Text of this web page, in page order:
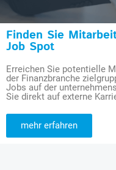
Finden Sie
Job Spot
Erreichen Sie potentielle
der Finanzbranche
Jobs auf der
Sie direkt auf externe
mehr erfahren